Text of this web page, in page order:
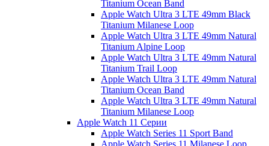
Titanium Ocean Band
Apple Watch Ultra 3 LTE 49mm Black
Titanium Milanese Loop
Apple Watch Ultra 3 LTE 49mm Natural
Titanium Alpine Loop
Apple Watch Ultra 3 LTE 49mm Natural
Titanium Trail Loop
Apple Watch Ultra 3 LTE 49mm Natural
Titanium Ocean Band
Apple Watch Ultra 3 LTE 49mm Natural
Titanium Milanese Loop
Apple Watch 11 Серии
Apple Watch Series 11 Sport Band
Apple Watch Series 11 Milanese Loop